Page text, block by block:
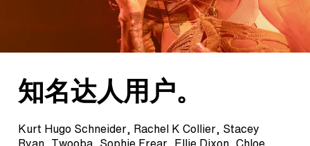
知名达人用户。
Kurt Hugo Schneider, Rachel K Collier, Stacey